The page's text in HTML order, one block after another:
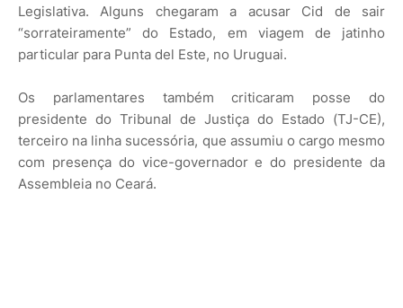
Legislativa. Alguns chegaram a acusar Cid de sair
“sorrateiramente” do Estado, em viagem de jatinho
particular para Punta del Este, no Uruguai.
Os parlamentares também criticaram posse do
presidente do Tribunal de Justiça do Estado (TJ-CE),
terceiro na linha sucessória, que assumiu o cargo mesmo
com presença do vice-governador e do presidente da
Assembleia no Ceará.